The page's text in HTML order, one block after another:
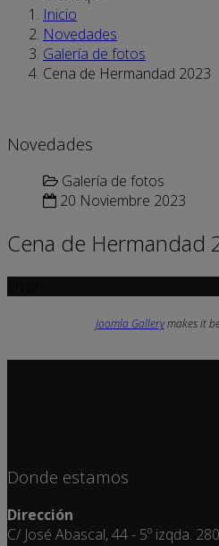
Inicio
Novedades
Galería de fotos
Cena de Hermandad 2023
Novedades
Galería de fotos
20 Noviembre 2023
Cena de Hermandad
Joomla Gallerymakes it
Donde estamos
Dirección
C/ José Abascal, 44 - 5º izqda.